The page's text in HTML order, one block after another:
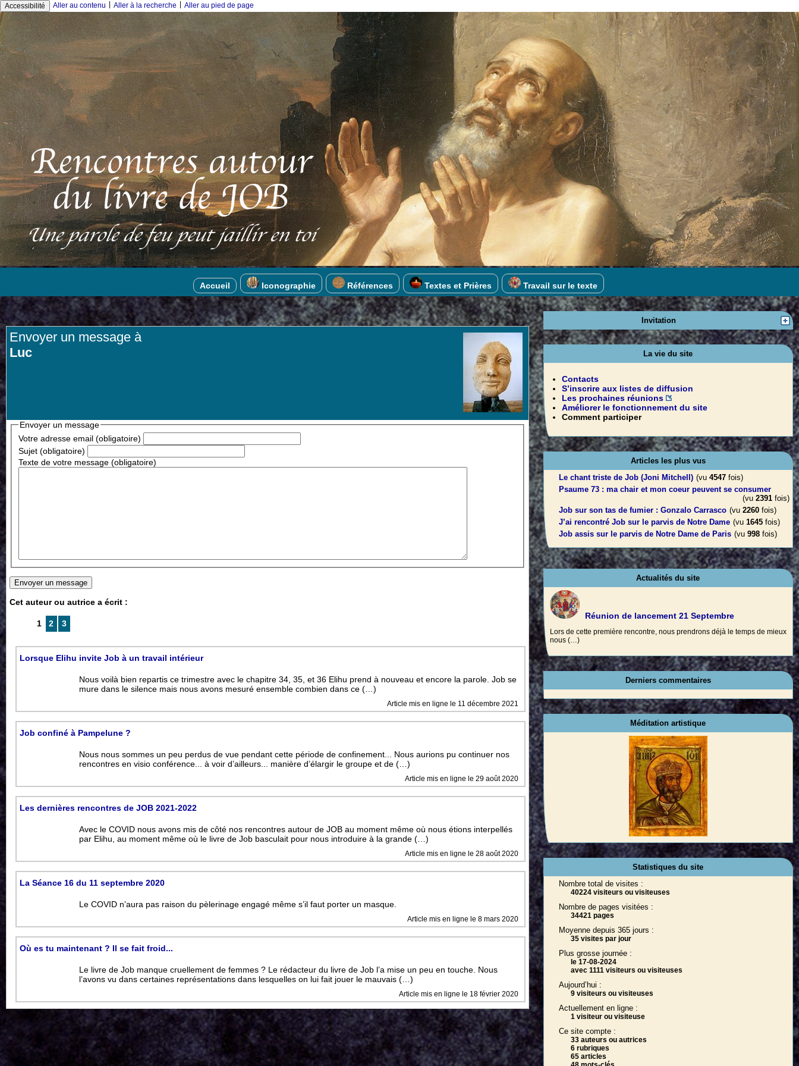
Accessibilité Aller au contenu Aller à la recherche Aller au pied de page
Accueil Iconographie Références Textes et Prières Travail sur le texte
Envoyer un message à
Luc
Envoyer un message
Votre adresse email (obligatoire)
Sujet (obligatoire)
Texte de votre message (obligatoire)
Cet auteur ou autrice a écrit :
1 2 3
Lorsque Elihu invite Job à un travail intérieur
Nous voilà bien repartis ce trimestre avec le chapitre 34, 35, et 36 Elihu prend à nouveau et encore la parole. Job se
mure dans le silence mais nous avons mesuré ensemble combien dans ce (…)
Article mis en ligne le 11 décembre 2021
Job confiné à Pampelune ?
Nous nous sommes un peu perdus de vue pendant cette période de confinement... Nous aurions pu continuer nos
rencontres en visio conférence... à voir d’ailleurs... manière d’élargir le groupe et de (…)
Article mis en ligne le 29 août 2020
Les dernières rencontres de JOB 2021-2022
Avec le COVID nous avons mis de côté nos rencontres autour de JOB au moment même où nous étions interpellés
par Elihu, au moment même où le livre de Job basculait pour nous introduire à la grande (…)
Article mis en ligne le 28 août 2020
La Séance 16 du 11 septembre 2020
Le COVID n’aura pas raison du pèlerinage engagé même s’il faut porter un masque.
Article mis en ligne le 8 mars 2020
Où es tu maintenant ? Il se fait froid...
Le livre de Job manque cruellement de femmes ? Le rédacteur du livre de Job l’a mise un peu en touche. Nous
l’avons vu dans certaines représentations dans lesquelles on lui fait jouer le mauvais (…)
Article mis en ligne le 18 février 2020
Invitation
La vie du site
Contacts
S’inscrire aux listes de diffusion
Les prochaines réunions
Améliorer le fonctionnement du site
Comment participer
Articles les plus vus
Le chant triste de Job (Joni Mitchell) (vu 4547fois)
Psaume 73 : ma chair et mon coeur peuvent se consumer
(vu 2391 fois)
Job sur son tas de fumier : Gonzalo Carrasco (vu 2260fois)
J’ai rencontré Job sur le parvis de Notre Dame (vu 1645fois)
Job assis sur le parvis de Notre Dame de Paris (vu 998fois)
Actualités du site
Réunion de lancement 21 Septembre
Lors de cette première rencontre, nous prendrons déjà le temps de mieux
nous (…)
Derniers commentaires
Méditation artistique
Statistiques du site
Nombre total de visites :
40224 visiteurs ou visiteuses
Nombre de pages visitées :
34421 pages
Moyenne depuis 365 jours :
35 visites par jour
Plus grosse journée :
le 17-08-2024
avec 1111 visiteurs ou visiteuses
Aujourd’hui :
9 visiteurs ou visiteuses
Actuellement en ligne :
1 visiteur ou visiteuse
Ce site compte :
33 auteurs ou autrices
6 rubriques
65 articles